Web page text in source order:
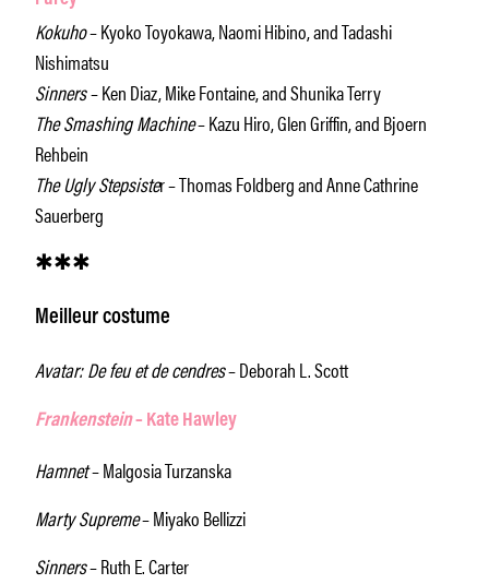
Kokuho– Kyoko Toyokawa, Naomi Hibino, and Tadashi
Nishimatsu
Sinners– Ken Diaz, Mike Fontaine, and Shunika Terry
The Smashing Machine– Kazu Hiro, Glen Griffin, and Bjoern
Rehbein
The Ugly Stepsister – Thomas Foldberg and Anne Cathrine
Sauerberg
✱✱✱
Meilleur costume
Avatar: De feu et de cendres– Deborah L. Scott
Frankenstein– Kate Hawley
Hamnet– Malgosia Turzanska
Marty Supreme– Miyako Bellizzi
Sinners– Ruth E. Carter